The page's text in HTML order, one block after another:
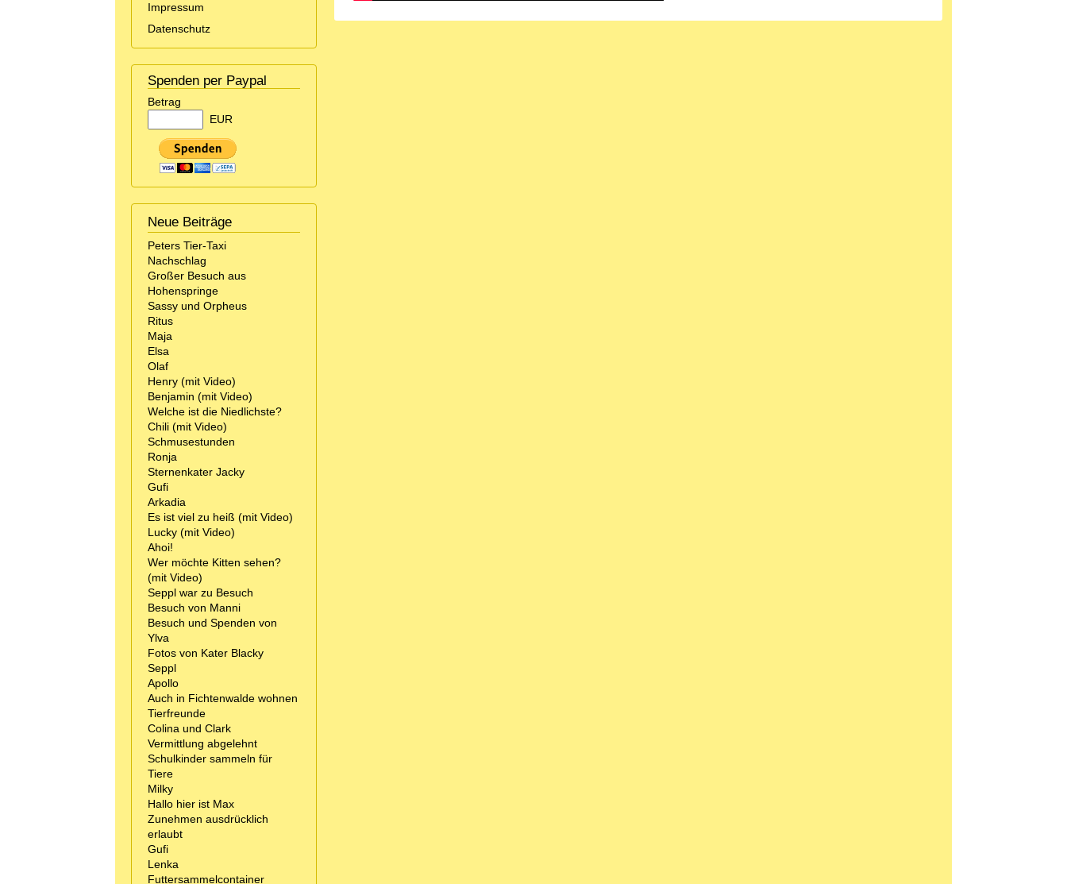
Impressum
Datenschutz
Spenden per Paypal
Betrag
EUR
Neue Beiträge
Peters Tier-Taxi
Nachschlag
Großer Besuch aus
Hohenspringe
Sassy und Orpheus
Ritus
Maja
Elsa
Olaf
Henry (mit Video)
Benjamin (mit Video)
Welche ist die Niedlichste?
Chili (mit Video)
Schmusestunden
Ronja
Sternenkater Jacky
Gufi
Arkadia
Es ist viel zu heiß (mit Video)
Lucky (mit Video)
Ahoi!
Wer möchte Kitten sehen?
(mit Video)
Seppl war zu Besuch
Besuch von Manni
Besuch und Spenden von
Ylva
Fotos von Kater Blacky
Seppl
Apollo
Auch in Fichtenwalde wohnen
Tierfreunde
Colina und Clark
Vermittlung abgelehnt
Schulkinder sammeln für
Tiere
Milky
Hallo hier ist Max
Zunehmen ausdrücklich
erlaubt
Gufi
Lenka
Futtersammelcontainer